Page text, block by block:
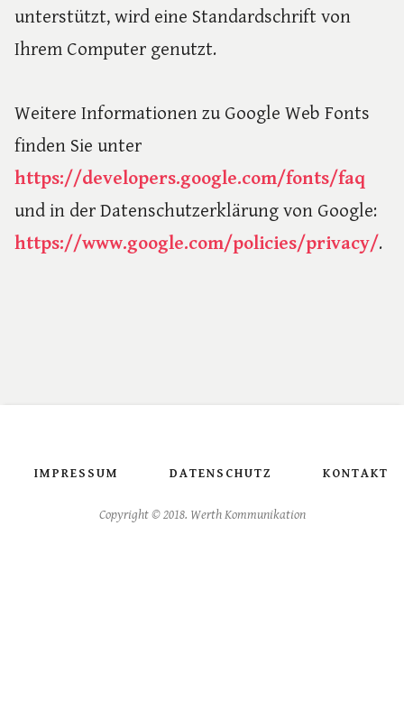
unterstützt, wird eine Standardschrift von
Ihrem Computer genutzt.
Weitere Informationen zu Google Web Fonts
finden Sie unter
https://developers.google.com/fonts/faq
und in der Datenschutzerklärung von Google:
https://www.google.com/policies/privacy/.
IMPRESSUM DATENSCHUTZ KONTAKT
Copyright © 2018. Werth Kommunikation